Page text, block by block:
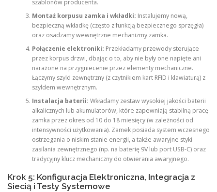
szablonów producenta.
Montaż korpusu zamka i wkładki: Instalujemy nową,
bezpieczną wkładkę (często z funkcją bezpiecznego sprzęgła)
oraz osadzamy wewnętrzne mechanizmy zamka.
Połączenie elektroniki: Przekładamy przewody sterujące
przez korpus drzwi, dbając o to, aby nie były one napięte ani
narażone na przygniecenie przez elementy mechaniczne.
Łączymy szyld zewnętrzny (z czytnikiem kart RFID i klawiaturą) z
szyldem wewnętrznym.
Instalacja baterii: Wkładamy zestaw wysokiej jakości baterii
alkalicznych lub akumulatorów, które zapewniają stabilną pracę
zamka przez okres od 10 do 18 miesięcy (w zależności od
intensywności użytkowania). Zamek posiada system wczesnego
ostrzegania o niskim stanie energii, a także awaryjne styki
zasilania zewnętrznego (np. na baterię 9V lub port USB-C) oraz
tradycyjny klucz mechaniczny do otwierania awaryjnego.
Krok 5: Konfiguracja Elektroniczna, Integracja z
Siecią i Testy Systemowe